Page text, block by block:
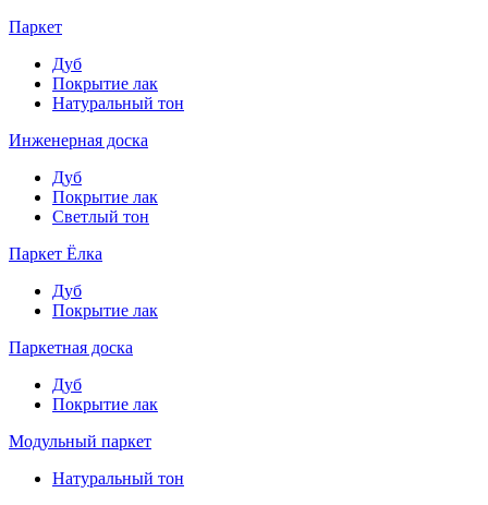
Паркет
Дуб
Покрытие лак
Натуральный тон
Инженерная доска
Дуб
Покрытие лак
Светлый тон
Паркет Ёлка
Дуб
Покрытие лак
Паркетная доска
Дуб
Покрытие лак
Модульный паркет
Натуральный тон